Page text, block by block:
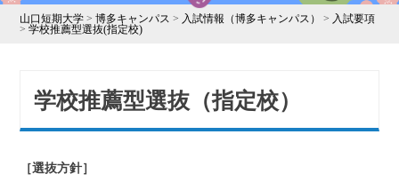
山口短期大学 >博多キャンパス > 入試情報（博多キャンパス） > 入試要項
>学校推薦型選抜(指定校)
学校推薦型選抜（指定校）
［選抜方針］